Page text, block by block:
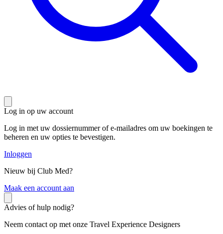
Log in op uw account
Log in met uw dossiernummer of e-mailadres om uw boekingen te
beheren en uw opties te bevestigen.
Inloggen
Nieuw bij Club Med?
Maak een account aan
Advies of hulp nodig?
Neem contact op met onze Travel Experience Designers